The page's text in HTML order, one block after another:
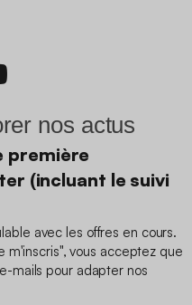
nos actus
première
(incluant le suivi
avec les offres en cours.
m'inscris", vous acceptez que
mails pour adapter nos